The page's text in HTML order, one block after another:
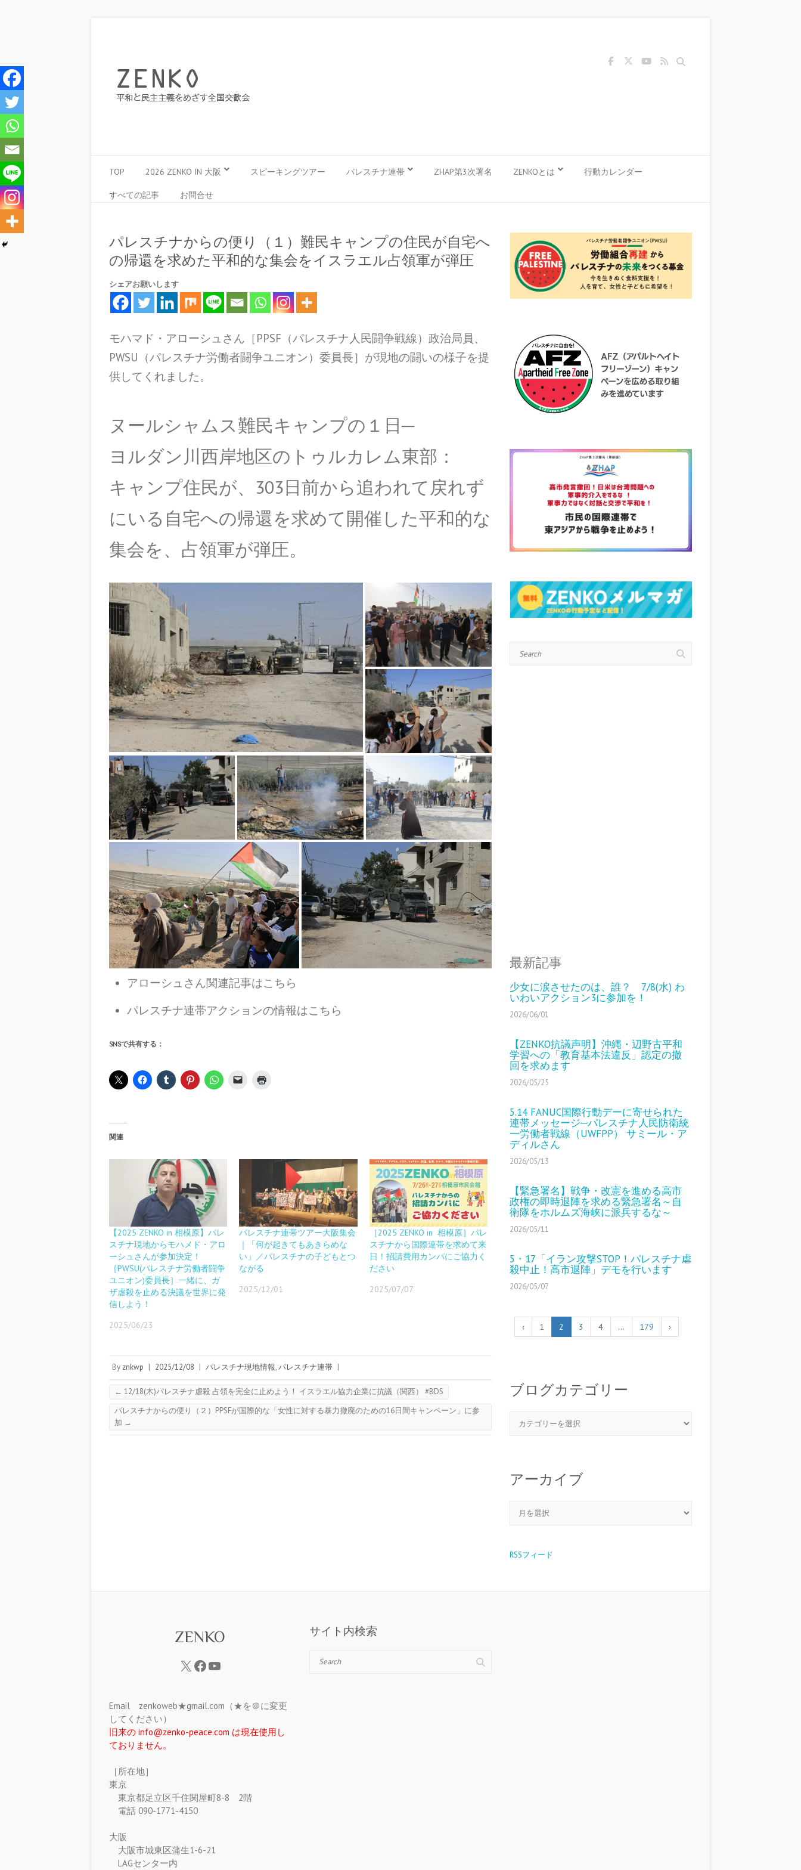
Search
TOP 2026 ZENKO IN 大阪 スピーキングツアー パレスチナ連帯 ZHAP第3次署名 ZENKOとは 行動カレンダー
すべての記事 お問合せ
パレスチナからの便り（１）難民キャンプの住民が自宅へ
の帰還を求めた平和的な集会をイスラエル占領軍が弾圧
シェアお願いします
モハマド・アローシュさん［PPSF（パレスチナ人民闘争戦線）政治局員、
PWSU（パレスチナ労働者闘争ユニオン）委員長］が現地の闘いの様子を提
供してくれました。
ヌールシャムス難民キャンプの１日─
ヨルダン川西岸地区のトゥルカレム東部：
キャンプ住民が、303日前から追われて戻れず
にいる自宅への帰還を求めて開催した平和的な
集会を、占領軍が弾圧。
アローシュさん関連記事はこちら
パレスチナ連帯アクションの情報はこちら
SNSで共有する：
関連
【2025 ZENKO in 相模原】パレ
スチナ現地からモハメド・アロ
ーシュさんが参加決定！
［PWSU(パレスチナ労働者闘争
ユニオン)委員長］一緒に、ガ
ザ虐殺を止める決議を世界に発
信しよう！
2025/06/23
パレスチナ連帯ツアー大阪集会
｜「何が起きてもあきらめな
い」／パレスチナの子どもとつ
ながる
2025/12/01
［2025 ZENKO in 相模原］パレ
スチナから国際連帯を求めて来
日！招請費用カンパにご協力く
ださい
2025/07/07
By znkwp | 2025/12/08 | パレスチナ現地情報,パレスチナ連帯 |
← 12/18(木)パレスチナ虐殺 占領を完全に止めよう！ イスラエル協力企業に抗議（関西） #BDS
パレスチナからの便り（２）PPSFが国際的な「女性に対する暴力撤廃のための16日間キャンペーン」に参
加 →
最新記事
少女に涙させたのは、誰？ 7/8(水) わ
いわいアクション3に参加を！
2026/06/01
【ZENKO抗議声明】沖縄・辺野古平和
学習への「教育基本法違反」認定の撤
回を求めます
2026/05/25
5.14 FANUC国際行動デーに寄せられた
連帯メッセージ─パレスチナ人民防衛統
一労働者戦線（UWFPP） サミール・ア
ディルさん
2026/05/13
【緊急署名】戦争・改憲を進める高市
政権の即時退陣を求める緊急署名～自
衛隊をホルムズ海峡に派兵するな～
2026/05/11
5・17「イラン攻撃STOP！パレスチナ虐
殺中止！高市退陣」デモを行います
2026/05/07
‹ 1 2 3 4 … 179 ›
ブログカテゴリー
アーカイブ
RSSフィード
ZENKO
Email zenkoweb★gmail.com（★を＠に変更
してください）
旧来の info@zenko-peace.com は現在使用し
ておりません。
［所在地］
東京
東京都足立区千住関屋町8-8 2階
電話 090-1771-4150
大阪
大阪市城東区蒲生1-6-21
LAGセンター内
サイト内検索
Search